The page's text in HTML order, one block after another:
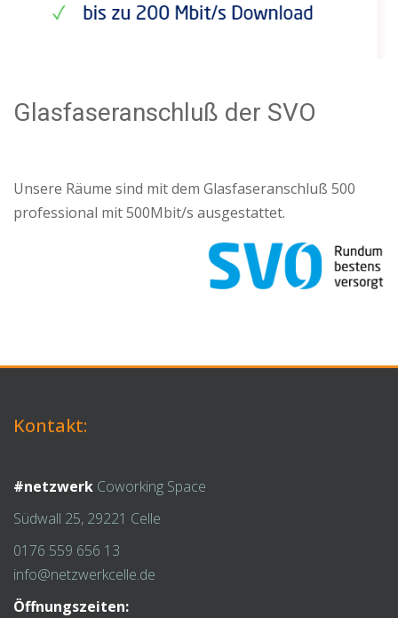
Glasfaseranschluß der SVO
Unsere Räume sind mit dem Glasfaseranschluß 500
professional mit 500Mbit/s ausgestattet.
Kontakt:
#netzwerk Coworking Space
Südwall 25, 29221 Celle
0176 559 656 13
info@netzwerkcelle.de
Öffnungszeiten: